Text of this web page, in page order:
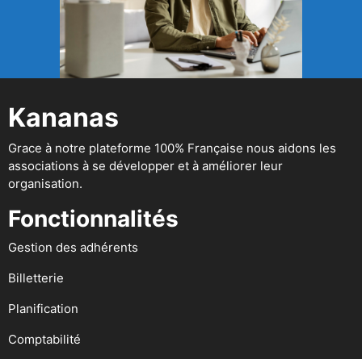
Kananas
Grace à notre plateforme 100% Française nous aidons les
associations à se développer et à améliorer leur
organisation.
Fonctionnalités
Gestion des adhérents
Billetterie
Planification
Comptabilité